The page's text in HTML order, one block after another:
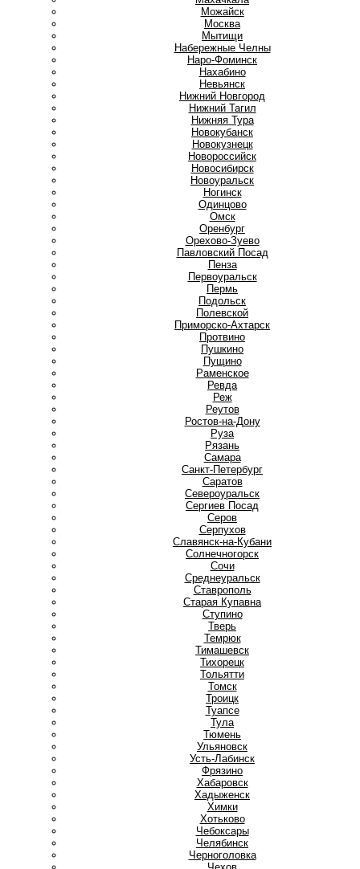
Можайск
Москва
Мытищи
Набережные Челны
Наро-Фоминск
Нахабино
Невьянск
Нижний Новгород
Нижний Тагил
Нижняя Тура
Новокубанск
Новокузнецк
Новороссийск
Новосибирск
Новоуральск
Ногинск
Одинцово
Омск
Оренбург
Орехово-Зуево
Павловский Посад
Пенза
Первоуральск
Пермь
Подольск
Полевской
Приморско-Ахтарск
Протвино
Пушкино
Пущино
Раменское
Ревда
Реж
Реутов
Ростов-на-Дону
Руза
Рязань
Самара
Санкт-Петербург
Саратов
Североуральск
Сергиев Посад
Серов
Серпухов
Славянск-на-Кубани
Солнечногорск
Сочи
Среднеуральск
Ставрополь
Старая Купавна
Ступино
Тверь
Темрюк
Тимашевск
Тихорецк
Тольятти
Томск
Троицк
Туапсе
Тула
Тюмень
Ульяновск
Усть-Лабинск
Фрязино
Хабаровск
Хадыженск
Химки
Хотьково
Чебоксары
Челябинск
Черноголовка